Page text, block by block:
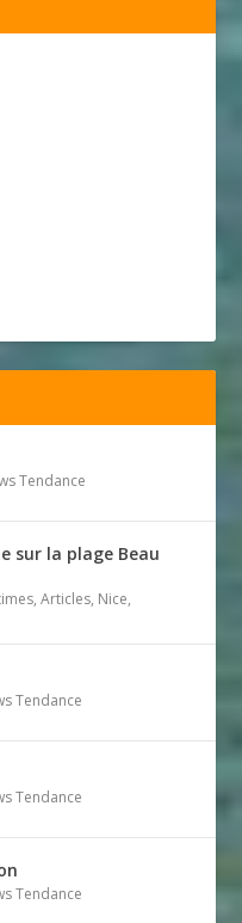
Tendance
sur la plage Beau
,Articles, Nice,
Tendance
Tendance
Tendance